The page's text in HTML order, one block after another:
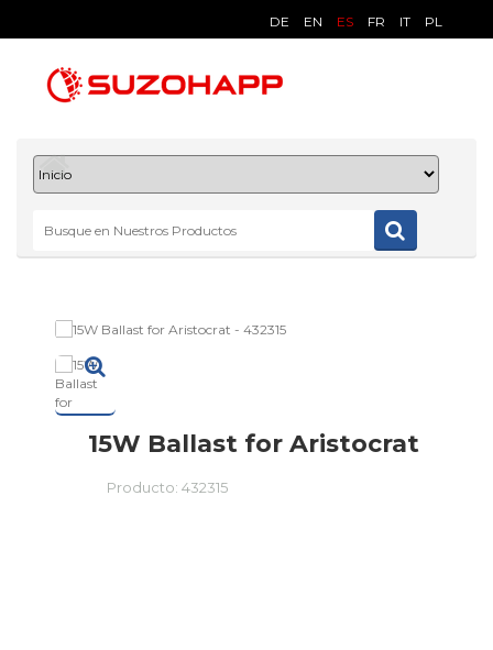
DE EN ES FR IT PL
15W Ballast for Aristocrat
Producto: 432315